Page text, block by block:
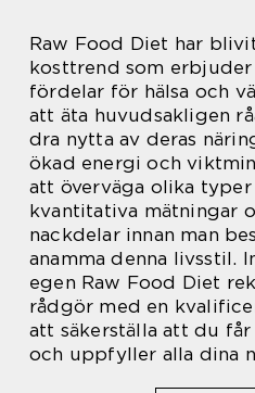
Raw Food Diet har
kosttrend som
fördelar för hälsa och
att äta huvudsakligen
dra nytta av deras
ökad energi och
att överväga olika typer
kvantitativa mätningar
nackdelar innan man
anamma denna livsstil.
egen Raw Food Diet
rådgör med en
att säkerställa att du får
och uppfyller alla dina